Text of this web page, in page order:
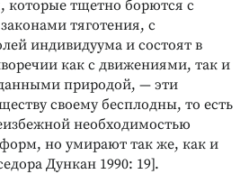
которые тщетно борются с
тяготения, с
индивидуума и состоят в
как с движениями, так и
природой, — эти
своему бесплодны, то есть
необходимостью
но умирают так же, как и
Дункан 1990: 19].